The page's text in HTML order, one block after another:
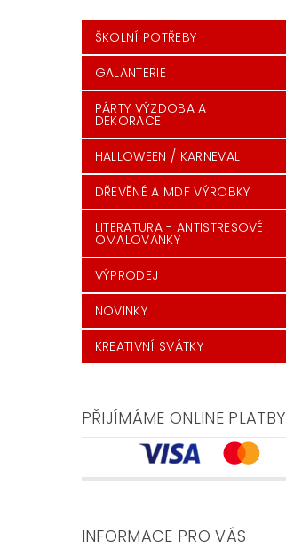
ŠKOLNÍ POTŘEBY
GALANTERIE
PÁRTY VÝZDOBA A
DEKORACE
HALLOWEEN / KARNEVAL
DŘEVĚNÉ A MDF VÝROBKY
LITERATURA - ANTISTRESOVÉ
OMALOVÁNKY
VÝPRODEJ
NOVINKY
KREATIVNÍ SVÁTKY
PŘIJÍMÁME ONLINE PLATBY
INFORMACE PRO VÁS